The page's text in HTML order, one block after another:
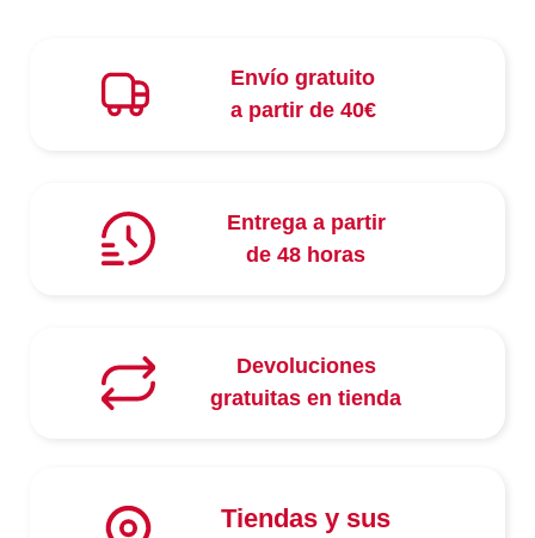
Envío gratuito
a partir de 40€
Entrega a partir
de 48 horas
Devoluciones
gratuitas en tienda
Tiendas y sus